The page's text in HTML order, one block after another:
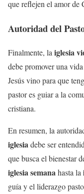
que reflejen el amor de
Autoridad del
Finalmente, laiglesia
debe promover una
Jesús vino para que
pastor es guiar a la
cristiana.
En resumen, la
iglesiadebe ser
que busca el bienestar
iglesia semanahasta la
guía y el liderazgo